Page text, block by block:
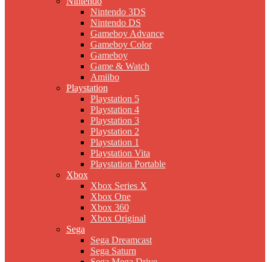
Nintendo 3DS
Nintendo DS
Gameboy Advance
Gameboy Color
Gameboy
Game & Watch
Amiibo
Playstation
Playstation 5
Playstation 4
Playstation 3
Playstation 2
Playstation 1
Playstation Vita
Playstation Portable
Xbox
Xbox Series X
Xbox One
Xbox 360
Xbox Original
Sega
Sega Dreamcast
Sega Saturn